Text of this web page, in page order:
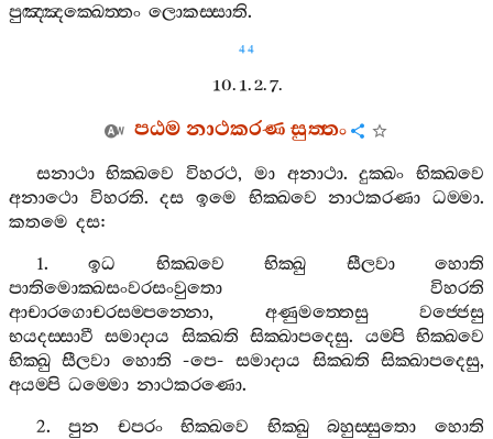
පුඤ‍්ඤක‍්ඛෙත‍්තං ලොකස‍්සාති.
44
10. 1. 2. 7.
පඨමනාථකරණසුත‍්තං
සනාථා භික‍්ඛවෙ විහරථ, මා අනාථා.දුක‍්ඛං භික‍්ඛවෙ
අනාථො විහරති.දස ඉමෙ භික‍්ඛවෙ නාථකරණා ධම‍්මා.
කතමෙ දස:
1.ඉධ භික‍්ඛවෙ භික‍්ඛු සීලවා
හොති
පාතිමොක‍්ඛසංවරසංවුතො
විහරති
ආචාරගොචරසම‍්පන‍්නො, අණුමත‍්තෙසු
වජ‍්ජෙසු
භයදස‍්සාවී
සමාදාය සික‍්ඛති සික‍්ඛාපදෙසු. යම‍්පි භික‍්ඛවෙ
භික‍්ඛු සීලවා හොති -පෙ-සමාදාය සික‍්ඛති සික‍්ඛාපදෙසු,
අයම‍්පි ධම‍්මො නාථකරණො.
2.පුන චපරං භික‍්ඛවෙ භික‍්ඛු බහුස‍්සුතො
හොති